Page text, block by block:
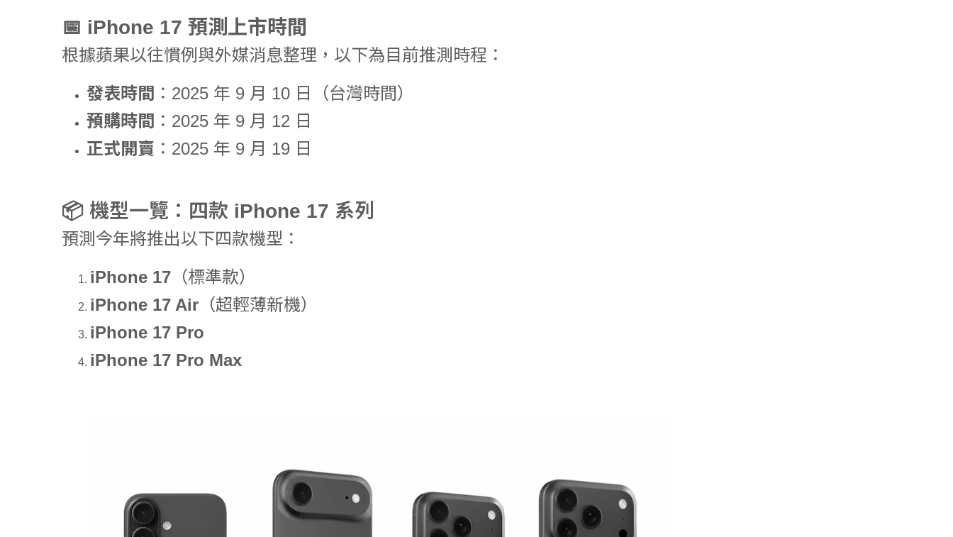
📅 iPhone 17 預測上市時間
根據蘋果以往慣例與外媒消息整理，以下為目前推測時程：
發表時間 ：2025 年 9 月 10 日（台灣時間）
預購時間 ：2025 年 9 月 12 日
正式開賣 ：2025 年 9 月 19 日
📦 機型一覽：四款 iPhone 17 系列
預測今年將推出以下四款機型：
iPhone 17 （標準款）
iPhone 17 Air （超輕薄新機）
iPhone 17 Pro
iPhone 17 Pro Max